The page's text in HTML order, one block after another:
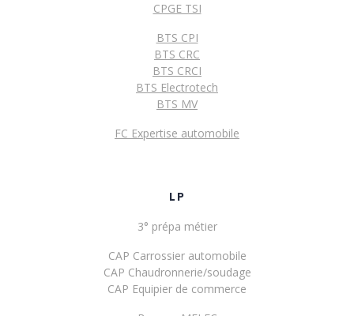
CPGE TSI
BTS CPI
BTS CRC
BTS CRCI
BTS Electrotech
BTS MV
FC Expertise automobile
LP
3° prépa métier
CAP Carrossier automobile
CAP Chaudronnerie/soudage
CAP Equipier de commerce